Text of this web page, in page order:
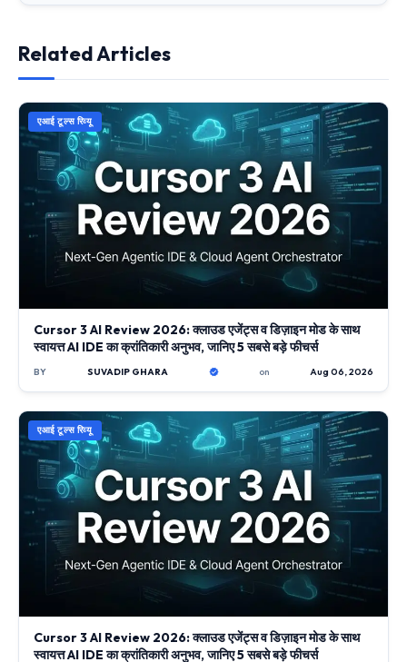
Related Articles
एआई टूल्स रिव्यू
Cursor 3 AI Review 2026: क्लाउड एजेंट्स व डिज़ाइन मोड के साथ
स्वायत्त AI IDE का क्रांतिकारी अनुभव, जानिए 5 सबसे बड़े फीचर्स
BY SUVADIP GHARA on Aug 06, 2026
एआई टूल्स रिव्यू
Cursor 3 AI Review 2026: क्लाउड एजेंट्स व डिज़ाइन मोड के साथ
स्वायत्त AI IDE का क्रांतिकारी अनुभव, जानिए 5 सबसे बड़े फीचर्स